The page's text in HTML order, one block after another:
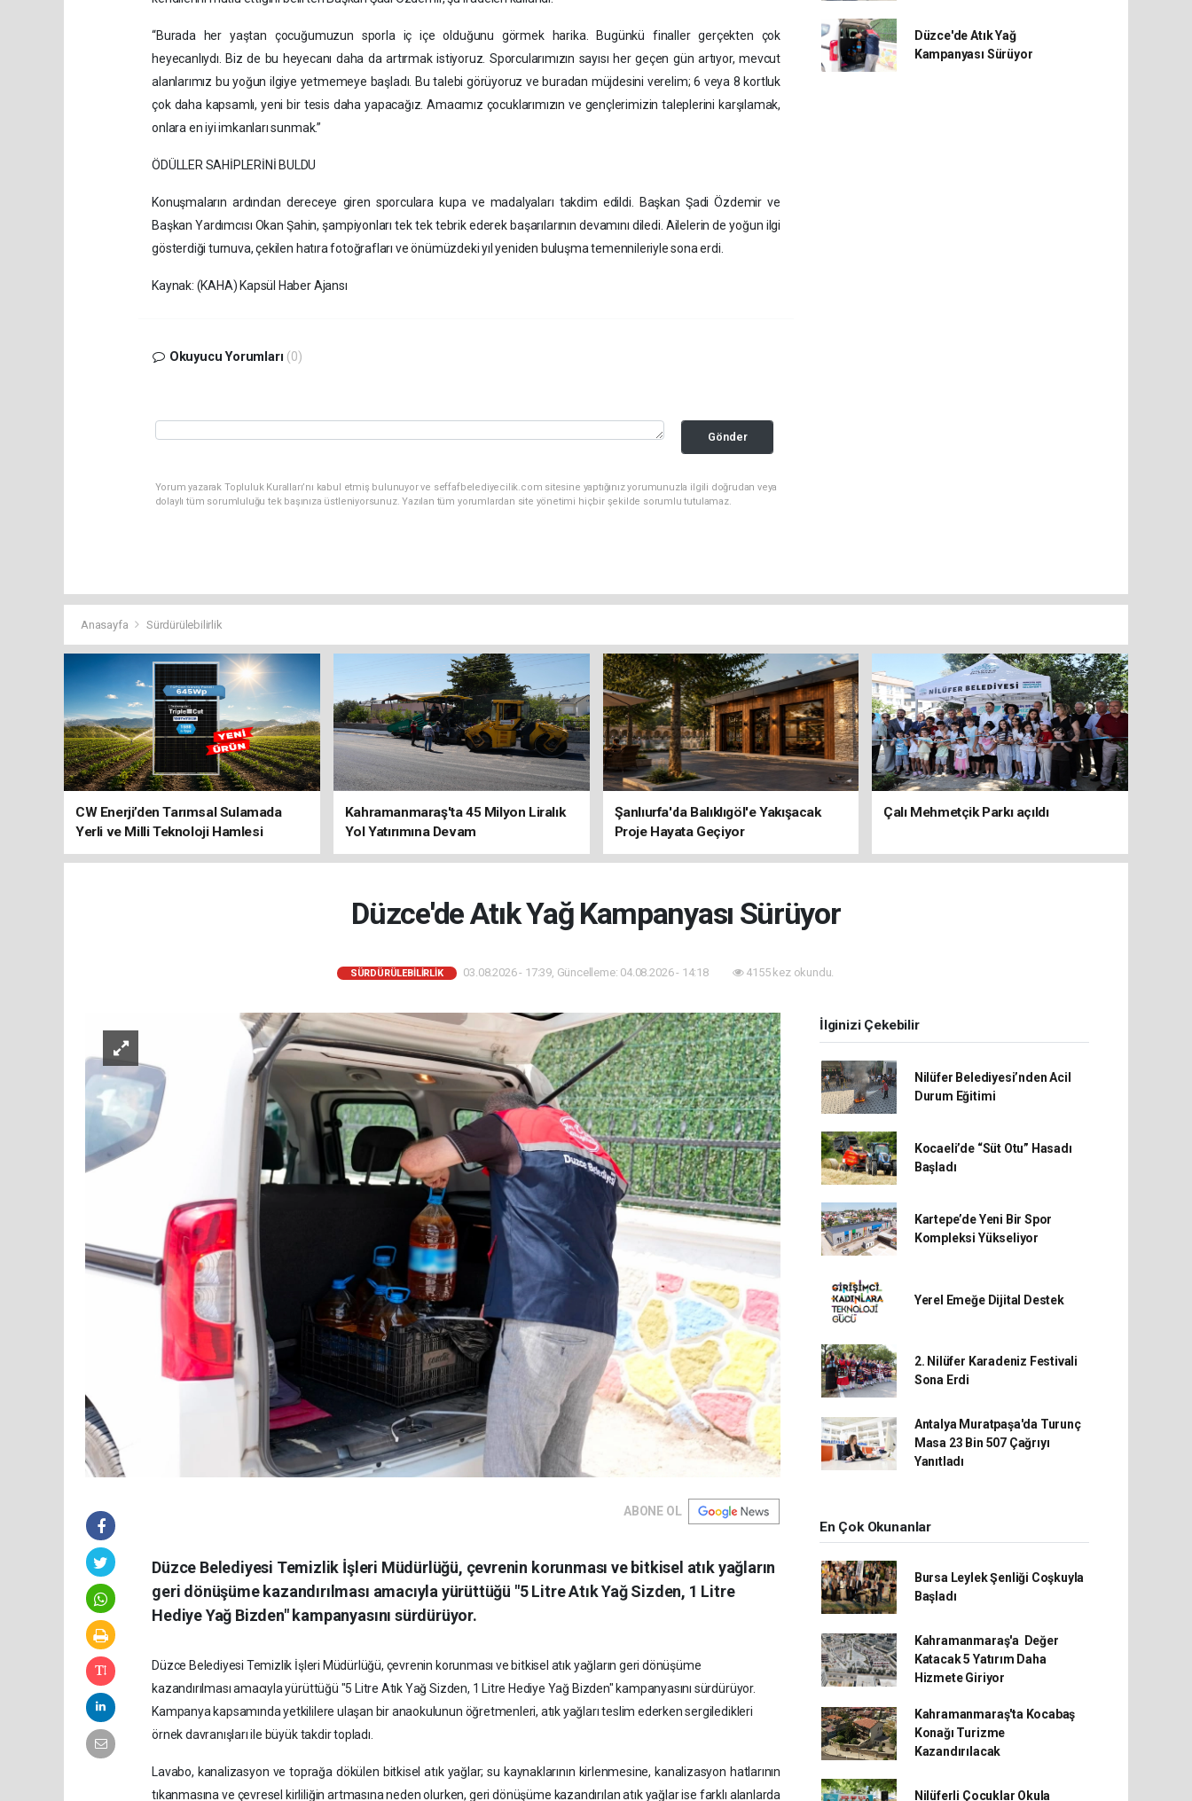
“Burada her yaştan çocuğumuzun sporla iç içe olduğunu görmek harika. Bugünkü finaller gerçekten çok
heyecanlıydı. Biz de bu heyecanı daha da artırmak istiyoruz. Sporcularımızın sayısı her geçen gün artıyor, mevcut
alanlarımız bu yoğun ilgiye yetmemeye başladı. Bu talebi görüyoruz ve buradan müjdesini verelim; 6 veya 8 kortluk
çok daha kapsamlı, yeni bir tesis daha yapacağız. Amacımız çocuklarımızın ve gençlerimizin taleplerini karşılamak,
onlara en iyi imkanları sunmak.”
ÖDÜLLER SAHİPLERİNİ BULDU
Konuşmaların ardından dereceye giren sporculara kupa ve madalyaları takdim edildi. Başkan Şadi Özdemir ve
Başkan Yardımcısı Okan Şahin, şampiyonları tek tek tebrik ederek başarılarının devamını diledi. Ailelerin de yoğun ilgi
gösterdiği turnuva, çekilen hatıra fotoğrafları ve önümüzdeki yıl yeniden buluşma temennileriyle sona erdi.
Kaynak: (KAHA) Kapsül Haber Ajansı
Okuyucu Yorumları (0)
Gönder
Yorum yazarak Topluluk Kuralları’nı kabul etmiş bulunuyor ve seffafbelediyecilik.com sitesine yaptığınız yorumunuzla ilgili doğrudan veya
dolaylı tüm sorumluluğu tek başınıza üstleniyorsunuz. Yazılan tüm yorumlardan site yönetimi hiçbir şekilde sorumlu tutulamaz.
Düzce'de Atık Yağ
Kampanyası Sürüyor
Anasayfa Sürdürülebilirlik
CW Enerji’den Tarımsal Sulamada
Yerli ve Milli Teknoloji Hamlesi
Kahramanmaraş'ta 45 Milyon Liralık
Yol Yatırımına Devam
Şanlıurfa'da Balıklıgöl'e Yakışacak
Proje Hayata Geçiyor
Çalı Mehmetçik Parkı açıldı
Düzce'de Atık Yağ Kampanyası Sürüyor
SÜRDÜRÜLEBILIRLIK 03.08.2026 - 17:39, Güncelleme: 04.08.2026 - 14:18 4155 kez okundu.
ABONE OL
Düzce Belediyesi Temizlik İşleri Müdürlüğü, çevrenin korunması ve bitkisel atık yağların
geri dönüşüme kazandırılması amacıyla yürüttüğü "5 Litre Atık Yağ Sizden, 1 Litre
Hediye Yağ Bizden" kampanyasını sürdürüyor.
Düzce Belediyesi Temizlik İşleri Müdürlüğü, çevrenin korunması ve bitkisel atık yağların geri dönüşüme
kazandırılması amacıyla yürüttüğü "5 Litre Atık Yağ Sizden, 1 Litre Hediye Yağ Bizden" kampanyasını sürdürüyor.
Kampanya kapsamında yetkililere ulaşan bir anaokulunun öğretmenleri, atık yağları teslim ederken sergiledikleri
örnek davranışları ile büyük takdir topladı.
Lavabo, kanalizasyon ve toprağa dökülen bitkisel atık yağlar; su kaynaklarının kirlenmesine, kanalizasyon hatlarının
tıkanmasına ve çevresel kirliliğin artmasına neden olurken, geri dönüşüme kazandırılan atık yağlar ise farklı alanlarda
İlginizi Çekebilir
Nilüfer Belediyesi’nden Acil
Durum Eğitimi
Kocaeli’de “Süt Otu” Hasadı
Başladı
Kartepe’de Yeni Bir Spor
Kompleksi Yükseliyor
Yerel Emeğe Dijital Destek
2. Nilüfer Karadeniz Festivali
Sona Erdi
Antalya Muratpaşa'da Turunç
Masa 23 Bin 507 Çağrıyı
Yanıtladı
En Çok Okunanlar
Bursa Leylek Şenliği Coşkuyla
Başladı
Kahramanmaraş'a Değer
Katacak 5 Yatırım Daha
Hizmete Giriyor
Kahramanmaraş'ta Kocabaş
Konağı Turizme
Kazandırılacak
Nilüferli Çocuklar Okula